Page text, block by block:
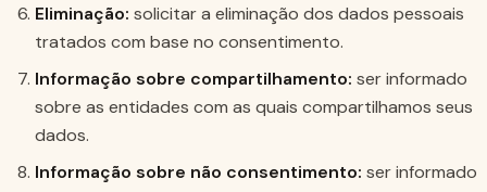
Eliminação: solicitar a eliminação dos dados pessoais
tratados com base no consentimento.
Informação sobre compartilhamento: ser informado
sobre as entidades com as quais compartilhamos seus
dados.
Informação sobre não consentimento: ser informado